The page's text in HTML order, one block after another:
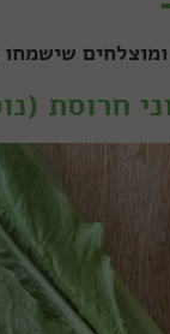
ומוצלחים
חרוסת